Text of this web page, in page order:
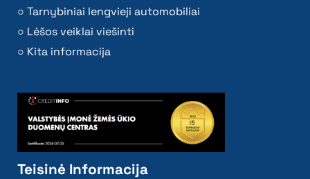
Tarnybiniai lengvieji automobiliai
Lėšos veiklai viešinti
Kita informacija
Teisinė Informacija